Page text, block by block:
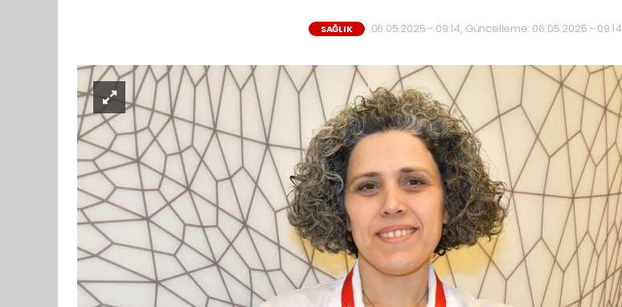
SAĞLIK 06.05.2025 - 09:14, Güncelleme: 06.05.2025 - 09:14